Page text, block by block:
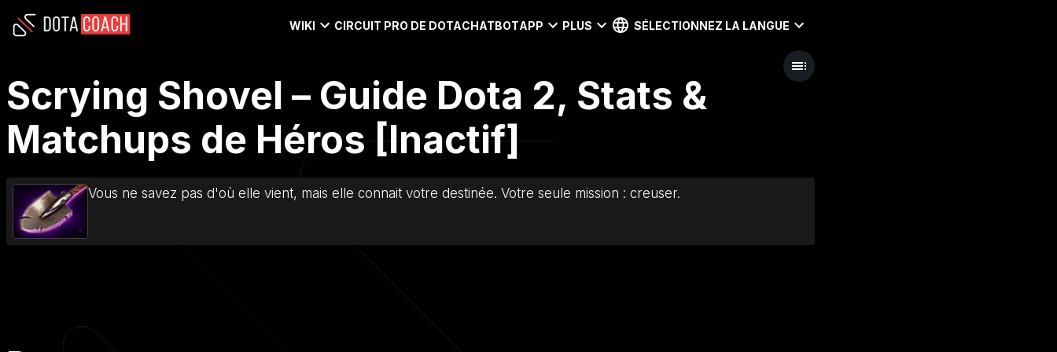
WIKI CIRCUIT PRO DE DOTACHATBOTAPP PLUS SÉLECTIONNEZ LA LANGUE
Scrying Shovel – Guide Dota 2, Stats &
Matchups de Héros [Inactif]
Vous ne savez pas d'où elle vient, mais elle connait votre destinée. Votre seule mission : creuser.